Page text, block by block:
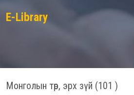
E-Library
Монголын төр, эрх зүй (101 )